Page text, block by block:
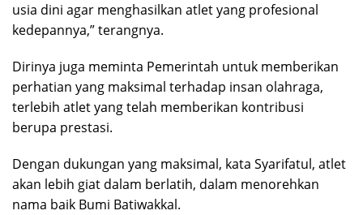
usia dini agar menghasilkan atlet yang profesional
kedepannya,” terangnya.
Dirinya juga meminta Pemerintah untuk memberikan
perhatian yang maksimal terhadap insan olahraga,
terlebih atlet yang telah memberikan kontribusi
berupa prestasi.
Dengan dukungan yang maksimal, kata Syarifatul, atlet
akan lebih giat dalam berlatih, dalam menorehkan
nama baik Bumi Batiwakkal.